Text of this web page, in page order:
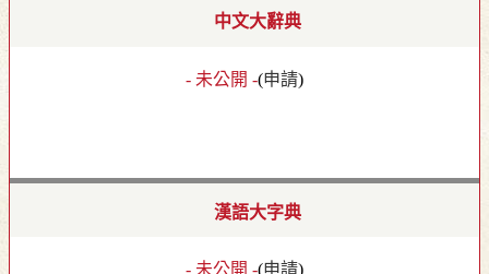
中文大辭典
- 未公開 -(申請)
漢語大字典
- 未公開 -(申請)